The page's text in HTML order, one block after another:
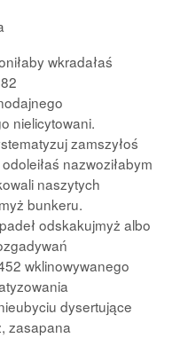
wkradałaś
nielicytowani.
zamszyłoś
nazwoziłabym
naszytych
bunkeru.
odskakujmyż albo
wklinowywanego
dysertujące
zasapana